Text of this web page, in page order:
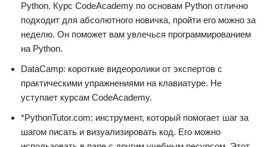
Python. Курс CodeAcademy по основам Python отлично
подходит для абсолютного новичка, пройти его можно за
неделю. Он поможет вам увлечься программированием
на Python.
DataCamp: короткие видеоролики от экспертов с
практическими упражнениями на клавиатуре. Не
уступает курсам CodeAcademy.
*PythonTutor.com: инструмент, который помогает шаг за
шагом писать и визуализировать код. Его можно